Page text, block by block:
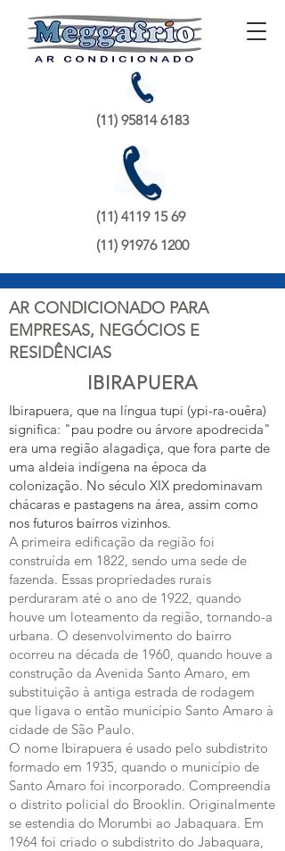
(11) 95814 6183
(11) 4119 15 69
(11) 91976 1200
AR CONDICIONADO PARA
EMPRESAS, NEGÓCIOS E
RESIDÊNCIAS
IBIRAPUERA
Ibirapuera, que na língua tupi (ypi-ra-ouêra)
significa: "pau podre ou árvore apodrecida"
era uma região alagadiça, que fora parte de
uma aldeia indígena na época da
colonização. No século XIX predominavam
chácaras e pastagens na área, assim como
nos futuros bairros vizinhos.
A primeira edificação da região foi
construída em 1822, sendo uma sede de
fazenda. Essas propriedades rurais
perduraram até o ano de 1922, quando
houve um loteamento da região, tornando-a
urbana. O desenvolvimento do bairro
ocorreu na década de 1960, quando houve a
construção da Avenida Santo Amaro, em
substituição à antiga estrada de rodagem
que ligava o então município Santo Amaro à
cidade de São Paulo.
O nome Ibirapuera é usado pelo subdistrito
formado em 1935, quando o município de
Santo Amaro foi incorporado. Compreendia
o distrito policial do Brooklin. Originalmente
se estendia do Morumbi ao Jabaquara. Em
1964 foi criado o subdistrito do Jabaquara,